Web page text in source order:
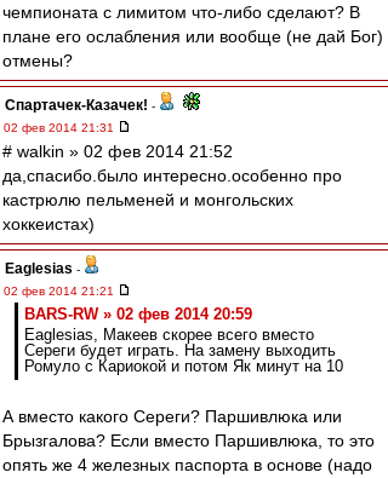
чемпионата с лимитом что-либо сделают? В
плане его ослабления или вообще (не дай Бог)
отмены?
Спартачек-Казачек! -
02 фев 2014 21:31
# walkin » 02 фев 2014 21:52
да,спасибо.было интересно.особенно про
кастрюлю пельменей и монгольских
хоккеистах)
Eaglesias -
02 фев 2014 21:21
BARS-RW » 02 фев 2014 20:59
Eaglesias, Макеев скорее всего вместо
Сереги будет играть. На замену выходить
Ромуло с Кариокой и потом Як минут на 10
А вместо какого Сереги? Паршивлюка или
Брызгалова? Если вместо Паршивлюка, то это
опять же 4 железных паспорта в основе (надо